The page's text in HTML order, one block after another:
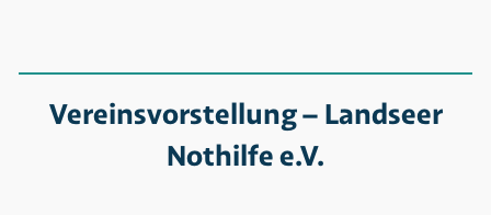
Vereinsvorstellung – Landseer
Nothilfe e.V.